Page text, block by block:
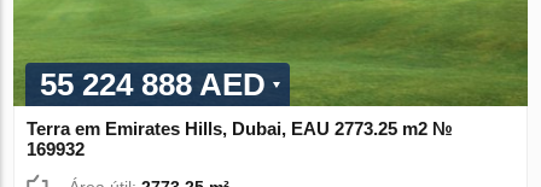
55 224 888 AED
Terra em Emirates Hills, Dubai, EAU 2773.25 m2 №
169932